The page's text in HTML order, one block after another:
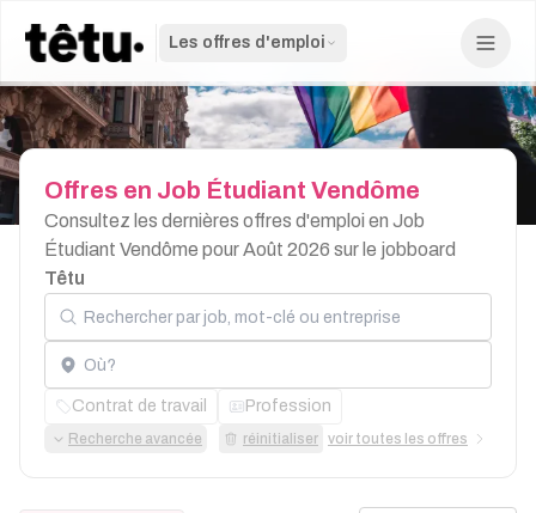
Les offres d'emploi
Offres en Job Étudiant Vendôme
Consultez les dernières offres d'emploi en Job
Étudiant Vendôme pour Août 2026 sur le jobboard
Têtu
Rechercher par job, mot-clé ou entreprise
Localisation
Contrat de travail Profession
Recherche avancée réinitialiser voir toutes les offres